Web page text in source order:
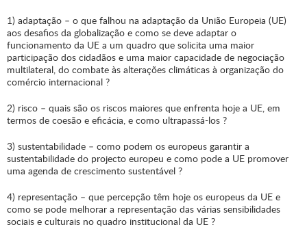
1) adaptação – o que falhou na adaptação da União Europeia (UE)
aos desafios da globalização e como se deve adaptar o
funcionamento da UE a um quadro que solicita uma maior
participação dos cidadãos e uma maior capacidade de negociação
multilateral, do combate às alterações climáticas à organização do
comércio internacional ?
2) risco – quais são os riscos maiores que enfrenta hoje a UE, em
termos de coesão e eficácia, e como ultrapassá-los ?
3) sustentabilidade – como podem os europeus garantir a
sustentabilidade do projecto europeu e como pode a UE promover
uma agenda de crescimento sustentável ?
4) representação – que percepção têm hoje os europeus da UE e
como se pode melhorar a representação das várias sensibilidades
sociais e culturais no quadro institucional da UE ?